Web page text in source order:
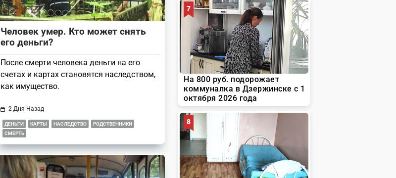
Человек умер. Кто может снять
его деньги?
После смерти человека деньги на его
счетах и картах становятся наследством,
как имущество.
2 Дня Назад
ДЕНЬГИ КАРТЫ НАСЛЕДСТВО
РОДСТВЕННИКИ
СМЕРТЬ